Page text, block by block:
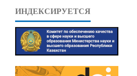
ИНДЕКСИРУЕТСЯ